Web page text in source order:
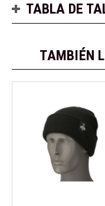
TABLA DE
TAMBIÉN